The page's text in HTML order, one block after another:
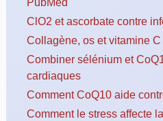
ClO2 et ascorbate contre
Collagène, os et vitamine C
Combiner sélénium et
cardiaques
Comment CoQ10 aide
Comment le stress affecte